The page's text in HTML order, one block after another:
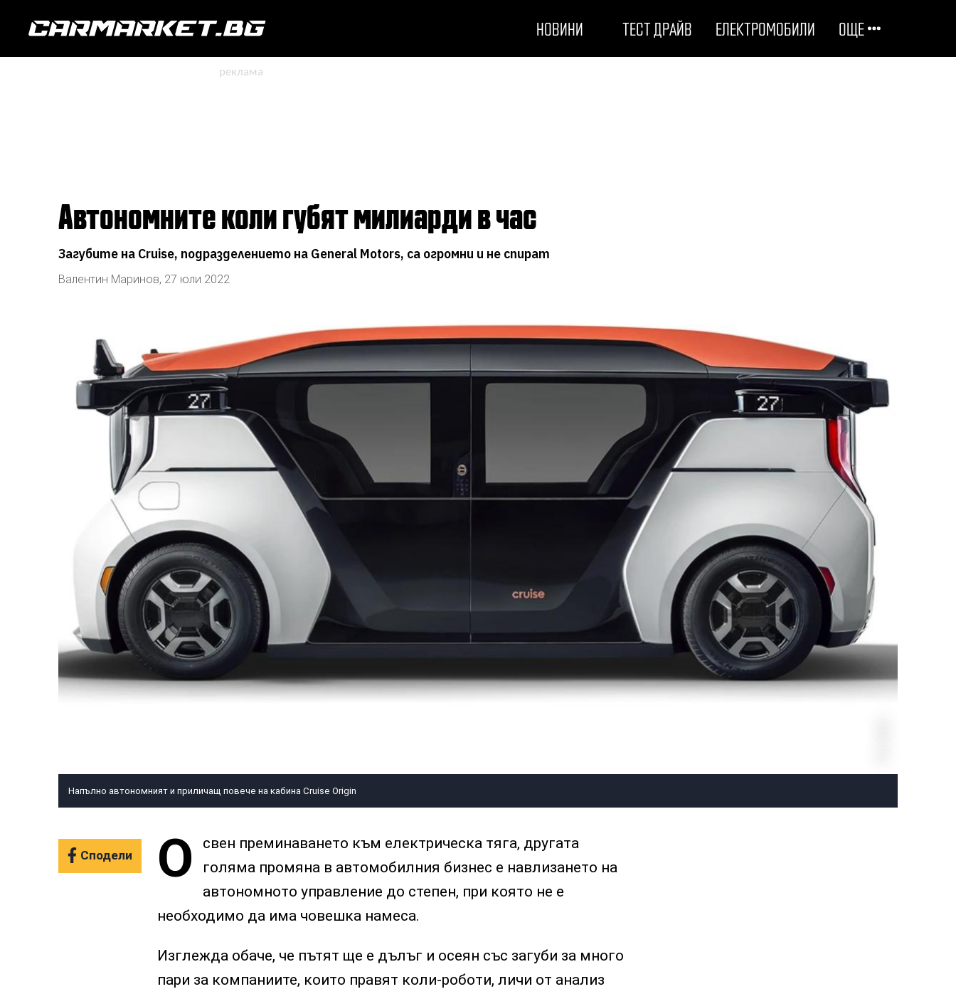
НОВИНИ ОЩЕ
ТЕСТ ДРАЙВ ЕЛЕКТРОМОБИЛИ
ДРУГИ
СЪВЕТИ
Автономните коли губят милиарди в час
Загубите на Cruise, подразделението на General Motors, са огромни и не спират
Валентин Маринов, 27 юли 2022
Напълно автономният и приличащ повече на кабина Cruise Origin
Сподели О
свен преминаването към електрическа тяга, другата
голяма промяна в автомобилния бизнес е навлизането на
автономното управление до степен, при която не е
необходимо да има човешка намеса.
Изглежда обаче, че пътят ще е дълъг и осеян със загуби за много
пари за компаниите, които правят коли-роботи, личи от анализ